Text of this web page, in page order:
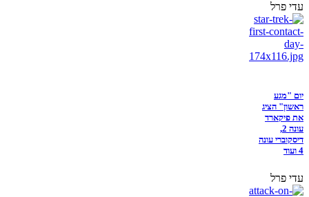
עדי פרל
יום "מגע
ראשון" הציג
את פיקארד
עונה 2,
דיסקוברי עונה
4 ועוד
עדי פרל